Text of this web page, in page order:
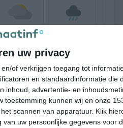
uw privacy
of verkrijgen toegang tot
en standaardinformatie die
inhoud, advertentie- en
toestemming kunnen wij en onze
scannen van apparatuur. Klik
uw persoonlijke gegevens voor
29° 20°
22°C 23°C
05:00 08:00